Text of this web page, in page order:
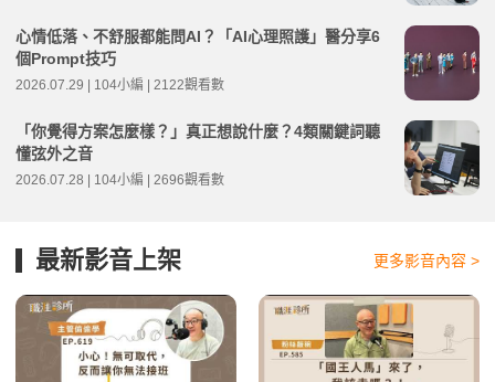
心情低落、不舒服都能問AI？「AI心理照護」醫分享6
個Prompt技巧
2026.07.29 | 104小編 | 2122觀看數
「你覺得方案怎麼樣？」真正想說什麼？4類關鍵詞聽
懂弦外之音
2026.07.28 | 104小編 | 2696觀看數
最新影音上架 更多影音內容 >